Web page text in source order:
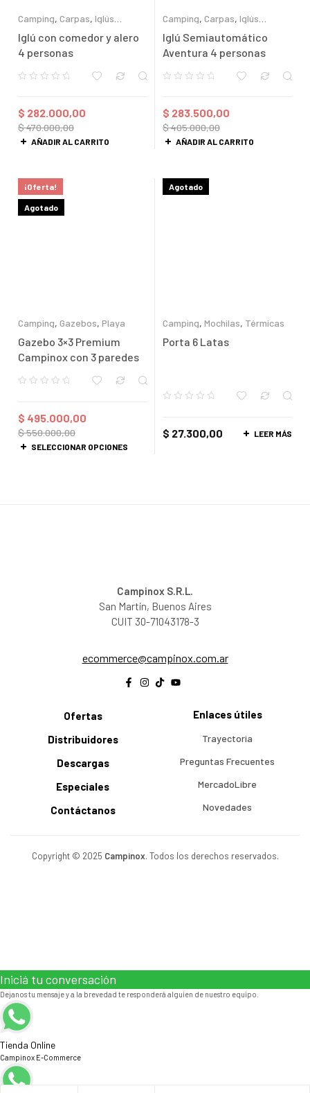
Camping, Carpas, Iglús
Iglú con comedor y alero
4 personas
$470.000,00
$ 282.000,00
AÑADIR AL CARRITO
Camping, Carpas, Iglús
Iglú Semiautomático
Aventura 4 personas
$405.000,00
$ 283.500,00
AÑADIR AL CARRITO
¡Oferta!
Agotado
Camping, Gazebos, Playa
Gazebo 3×3 Premium
Campinox con 3 paredes
$550.000,00
$ 495.000,00
SELECCIONAR OPCIONES
Agotado
Camping, Mochilas, Térmicas
Porta 6 Latas
$ 27.300,00 LEER MÁS
Campinox S.R.L.
San Martín, Buenos Aires
CUIT 30-71043178-3
ra.moc.xonipmac
@ecremmoce
Ofertas
Distribuidores
Descargas
Especiales
Contáctanos
Enlaces útiles
Trayectoria
Preguntas Frecuentes
MercadoLibre
Novedades
Copyright © 2025 Campinox. Todos los derechos reservados.
Iniciá tu conversación
Dejanos tu mensaje y a la brevedad te responderá alguien de nuestro equipo.
Tienda Online
Campinox E-Commerce